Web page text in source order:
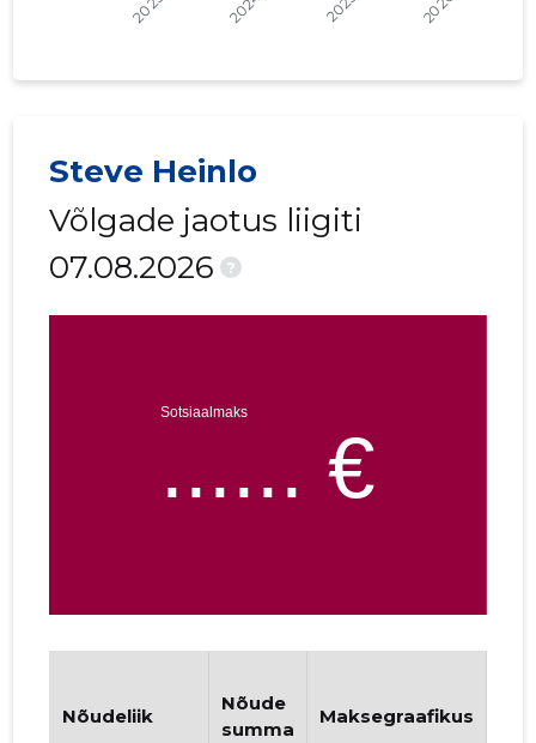
KALURI PADEL OÜ
Steve Heinlo
Võlgade jaotus liigiti
07.08.2026
?
Nõudeliik
Nõude
summa
Maksegraafikus